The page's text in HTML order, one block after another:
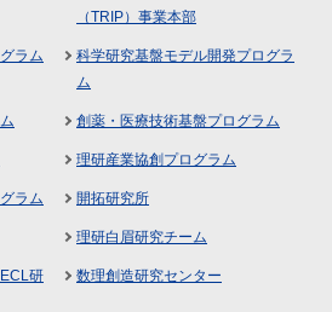
（TRIP）事業本部
ラム
科学研究基盤モデル開発プログラ
ム
創薬・医療技術基盤プログラム
理研産業協創プログラム
ラム 開拓研究所
理研白眉研究チーム
研
数理創造研究センター